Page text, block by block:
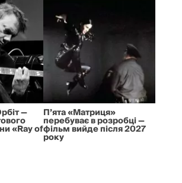
—
«Ray of
П’ята «Матриця»
перебуває в розробці —
фільм вийде після 2027
року